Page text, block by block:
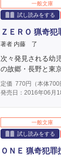
一般文庫
試し読みをする
ＺＥＲＯ 猟奇
著者 内藤 了
次々発見される幼
の故郷・長野と東
定価 770円（本体700
発売日：2016年06月
一般文庫
試し読みをする
ＯＮＥ 猟奇犯